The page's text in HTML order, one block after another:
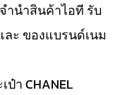
ำนำสินค้าไอที รับ
ะ ของแบรนด์เนม
า CHANEL